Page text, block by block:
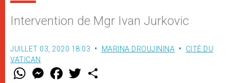
Intervention de Mgr Ivan Jurkovic
JUILLET 03, 2020 18:03 MARINA DROUJININA
CITÉ DU
VATICAN
W M
e
F
a w